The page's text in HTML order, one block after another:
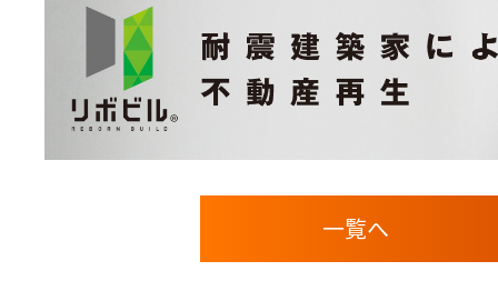
一覧へ